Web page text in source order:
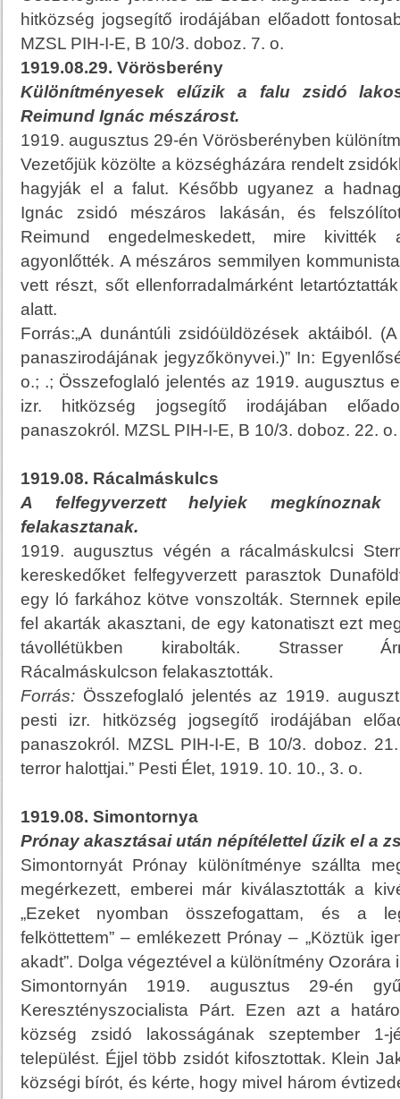
hitközség jogsegítő irodájában előadott
MZSL PIH-I-E, B 10/3. doboz. 7. o.
1919.08.29. Vörösberény
Különítményesek elűzik a falu zsidó
Reimund Ignác mészárost.
1919. augusztus 29-én Vörösberényben
Vezetőjük közölte a községházára rendelt
hagyják el a falut. Később ugyanez a
Ignác zsidó mészáros lakásán, és
Reimund engedelmeskedett, mire
agyonlőtték. A mészáros semmilyen
vett részt, sőt ellenforradalmárként
alatt.
Forrás:„A dunántúli zsidóüldözések aktáiból.
panaszirodájának jegyzőkönyvei.)” In:
o.; .; Összefoglaló jelentés az 1919. augusztus
izr. hitközség jogsegítő irodájában
panaszokról. MZSL PIH-I-E, B 10/3. doboz. 22. o.
1919.08. Rácalmáskulcs
A felfegyverzett helyiek
felakasztanak.
1919. augusztus végén a rácalmáskulcsi
kereskedőket felfegyverzett parasztok
egy ló farkához kötve vonszolták. Sternnek
fel akarták akasztani, de egy katonatiszt ezt
távollétükben kirabolták. Strasser
Rácalmáskulcson felakasztották.
Forrás: Összefoglaló jelentés az 1919.
pesti izr. hitközség jogsegítő irodájában
panaszokról. MZSL PIH-I-E, B 10/3. doboz.
terror halottjai.” Pesti Élet, 1919. 10. 10., 3. o.
1919.08. Simontornya
Prónay akasztásai után népítélettel űzik el a
Simontornyát Prónay különítménye szállta
megérkezett, emberei már kiválasztották a
„Ezeket nyomban összefogattam, és a
felköttettem” – emlékezett Prónay – „Köztük
akadt”. Dolga végeztével a különítmény Ozorára
Simontornyán 1919. augusztus 29-én
Keresztényszocialista Párt. Ezen azt a
község zsidó lakosságának szeptember
települést. Éjjel több zsidót kifosztottak. Klein
községi bírót, és kérte, hogy mivel három